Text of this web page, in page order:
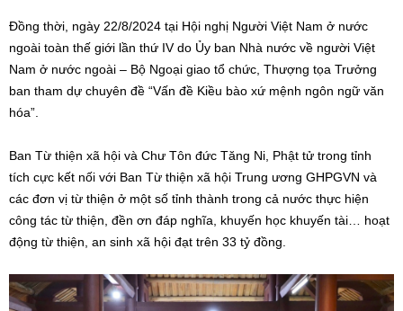
Đồng thời, ngày 22/8/2024 tại Hội nghị Người Việt Nam ở nước
ngoài toàn thế giới lần thứ IV do Ủy ban Nhà nước về người Việt
Nam ở nước ngoài – Bộ Ngoại giao tổ chức, Thượng tọa Trưởng
ban tham dự chuyên đề “Vấn đề Kiều bào xứ mệnh ngôn ngữ văn
hóa”.
Ban Từ thiện xã hội và Chư Tôn đức Tăng Ni, Phật tử trong tỉnh
tích cực kết nối với Ban Từ thiện xã hội Trung ương GHPGVN và
các đơn vị từ thiện ở một số tỉnh thành trong cả nước thực hiện
công tác từ thiện, đền ơn đáp nghĩa, khuyến học khuyến tài… hoạt
động từ thiện, an sinh xã hội đạt trên 33 tỷ đồng.